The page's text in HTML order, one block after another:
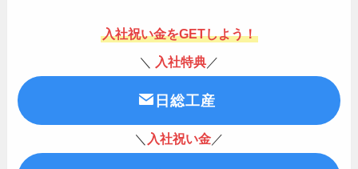
入社祝い金をGETしよう！
＼
入社特典 ／
日総工産
＼ 入社祝い金 ／